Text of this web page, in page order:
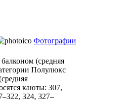
Фотографии
(средняя
Полулюкс
каюты: 307,
324, 327–